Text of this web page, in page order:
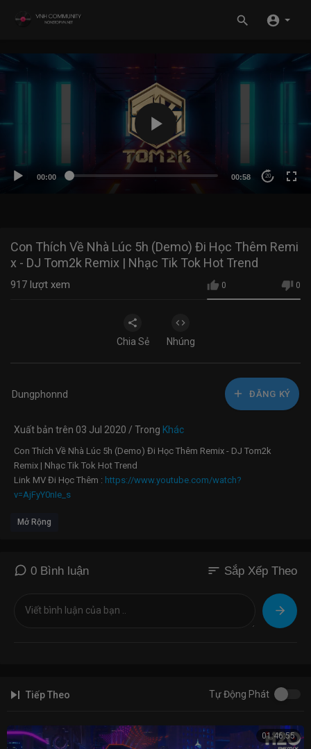
00:00 00:58 20
Con Thích Về Nhà Lúc 5h (Demo) Đi Học Thêm Remi
x - DJ Tom2k Remix | Nhạc Tik Tok Hot Trend
0 0
917 lượt xem
Chia Sẻ Nhúng
Dungphonnd ĐĂNG KÝ
Xuất bản trên 03 Jul 2020 / Trong Khác
Con Thích Về Nhà Lúc 5h (Demo) Đi Học Thêm Remix - DJ Tom2k
Remix | Nhạc Tik Tok Hot Trend
Link MV Đi Học Thêm : https://www.youtube.com/watch?
v=AjFyY0nIe_s
Chân thành cảm ơn anh Nguyễn Tùng (Gizmo) đã cho phép team
------------------------------------------------------
▶ Follow: Tom2K Official
#Tom2KRemix
Mở Rộng
0 Bình luận sort Sắp Xếp Theo
Tiếp Theo Tự Động Phát
01:46:55